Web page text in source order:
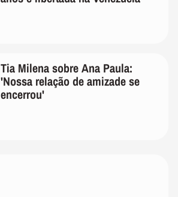
Tia Milena sobre Ana Paula:
'Nossa relação de amizade se
encerrou'